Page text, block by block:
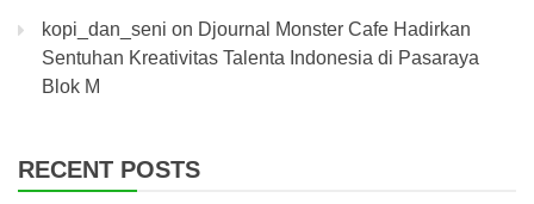
kopi_dan_seni on Djournal Monster Cafe Hadirkan
Sentuhan Kreativitas Talenta Indonesia di Pasaraya
Blok M
RECENT POSTS